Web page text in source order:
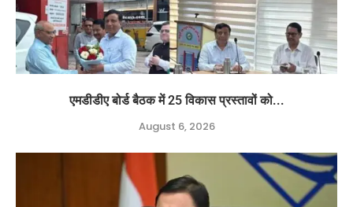
एमडीडीए बोर्ड बैठक में 25 विकास प्रस्तावों को...
August 6, 2026